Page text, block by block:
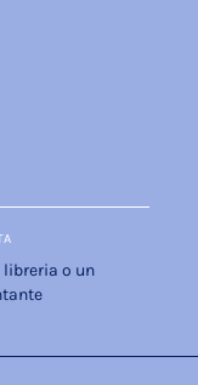
libreria o un